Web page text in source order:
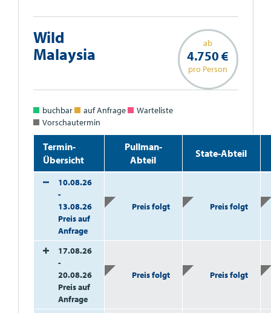
ab
4.750 €
pro Person
Wild
Malaysia
buchbar auf Anfrage
Warteliste
Vorschautermin
Termin-
Übersicht
Pullman-
Abteil
State-Abteil
10.08.26
-
13.08.26
Preis auf
Anfrage
Preis folgt Preis folgt
17.08.26
-
20.08.26
Preis auf
Anfrage
Preis folgt Preis folgt